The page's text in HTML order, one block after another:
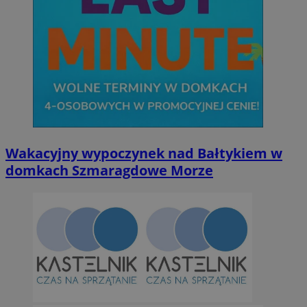
Wakacyjny wypoczynek nad Bałtykiem w
domkach Szmaragdowe Morze